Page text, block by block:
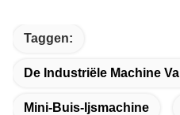
Taggen:
De Industriële Machine
Mini-Buis-Ijsmachine